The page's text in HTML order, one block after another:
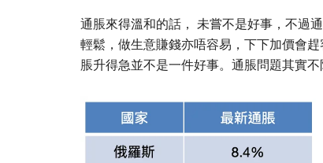
通脹來得溫和的話， 未嘗不是好事，不過
輕鬆，做生意賺錢亦唔容易，下下加價會
脹升得急並不是一件好事。通脹問題其實